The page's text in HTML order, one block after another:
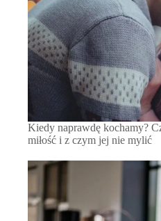
Kiedy naprawdę kochamy?
miłość i z czym jej nie mylić